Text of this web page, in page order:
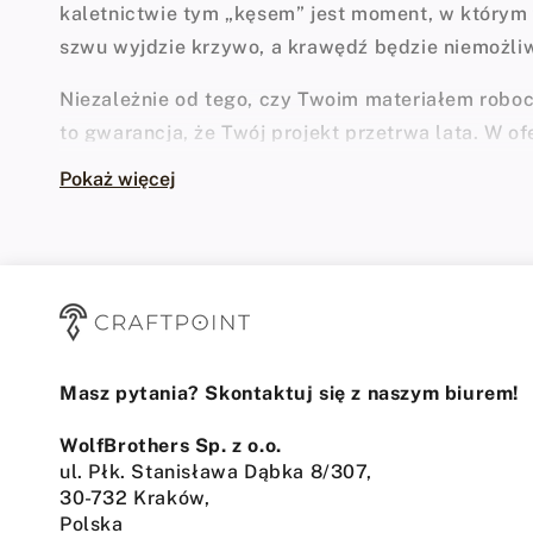
kaletnictwie tym „kęsem” jest moment, w którym
szwu wyjdzie krzywo, a krawędź będzie
Niezależnie od tego, czy Twoim materiałem
to gwarancja, że Twój projekt przetrwa lata. W
pracę na każdym etapie.
budowlanego. W naszym sklepie znajdziesz
nietoksyczny, wolny od drażniących oparów i
Tworzy elastyczną spoinę, która nie usztywnia
Pokaż więcej
Masz pytania? Skontaktuj się z naszym biurem!
WolfBrothers Sp. z o.o.
ul. Płk. Stanisława Dąbka 8/307,
30-732 Kraków,
Polska